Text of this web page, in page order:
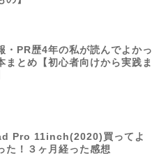
・PR歴4年の私が読んでよかっ
まとめ【初心者向けから実践ま
Pro 11inch(2020)買ってよ
た！３ヶ月経った感想